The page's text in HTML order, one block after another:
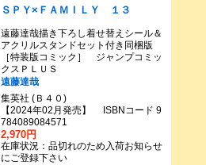
ＳＰＹ×ＦＡＭＩＬＹ １３
遠藤達哉描き下ろし着せ替えシール＆
アクリルスタンドセット付き同梱版
［特装版コミック］ ジャンプコミッ
クスＰＬＵＳ
遠藤達哉
集英社 (Ｂ４０)
【2024年02月発売】 ISBNコード 9
784089084571
2,970円
在庫状況：品切れのため入荷お知らせ
にご登録下さい